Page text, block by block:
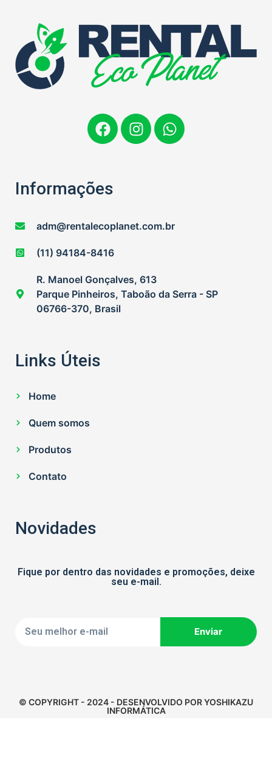
Informações
adm@rentalecoplanet.com.br
(11) 94184-8416
R. Manoel Gonçalves, 613
Parque Pinheiros, Taboão da Serra - SP
06766-370, Brasil
Links Úteis
Home
Quem somos
Produtos
Contato
Novidades
Fique por dentro das novidades e promoções, deixe
seu e-mail.
Enviar
© COPYRIGHT - 2024 - DESENVOLVIDO POR YOSHIKAZU
INFORMÁTICA